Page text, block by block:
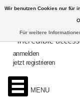
anmelden
jetzt registrieren
MENU
Wir benutzen Cookies nur für
Für weitere